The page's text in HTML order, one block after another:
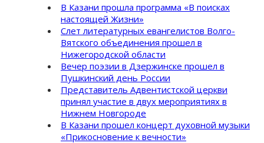
В Казани прошла программа «В поисках
настоящей Жизни»
Слет литературных евангелистов Волго-
Вятского объединения прошел в
Нижегородской области
Вечер поэзии в Дзержинске прошел в
Пушкинский день России
Представитель Адвентистской церкви
принял участие в двух мероприятиях в
Нижнем Новгороде
В Казани прошел концерт духовной музыки
«Прикосновение к вечности»